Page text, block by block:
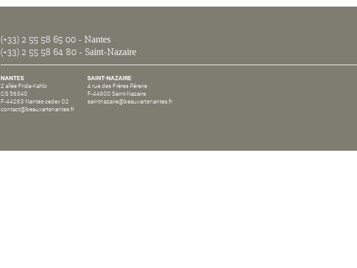
(+33) 2 55 58 65 00 - Nantes
(+33) 2 55 58 64 80 - Saint-Nazaire
NANTES
2 allée Frida-Kahlo
CS 56340
F-44263 Nantes cedex 02
contact@beauxartsnantes.fr
SAINT-NAZAIRE
4 rue des Frères Péreire
F-44600 Saint-Nazaire
saintnazaire@beauxartsnantes.fr